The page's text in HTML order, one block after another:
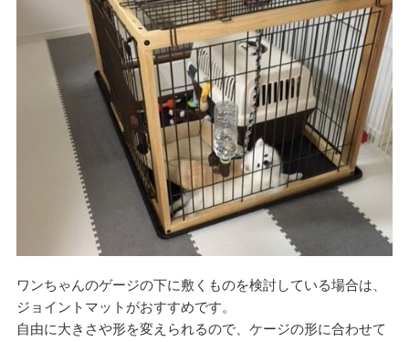
ワンちゃんのゲージの下に敷くものを検討している場合は、
ジョイントマットがおすすめです。
自由に大きさや形を変えられるので、ケージの形に合わせて